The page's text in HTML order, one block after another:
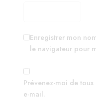
Enregistrer mon
le navigateur pour
Prévenez-moi de
e-mail.